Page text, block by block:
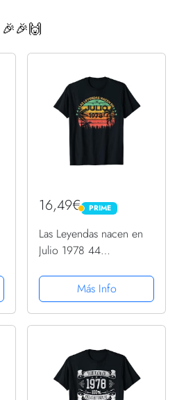
🎉🎉🙌
16,49€ PRIME
PRIME
Las Leyendas nacen en
Julio 1978 44
Más Info